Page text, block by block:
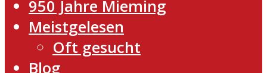
950 Jahre Mieming
Meistgelesen
Oft gesucht
Blog